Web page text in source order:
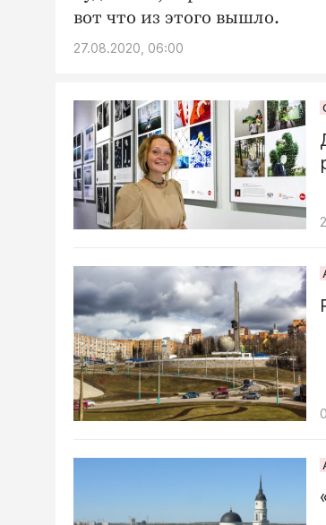
вот что из этого вышло.
27.08.2020, 06:00